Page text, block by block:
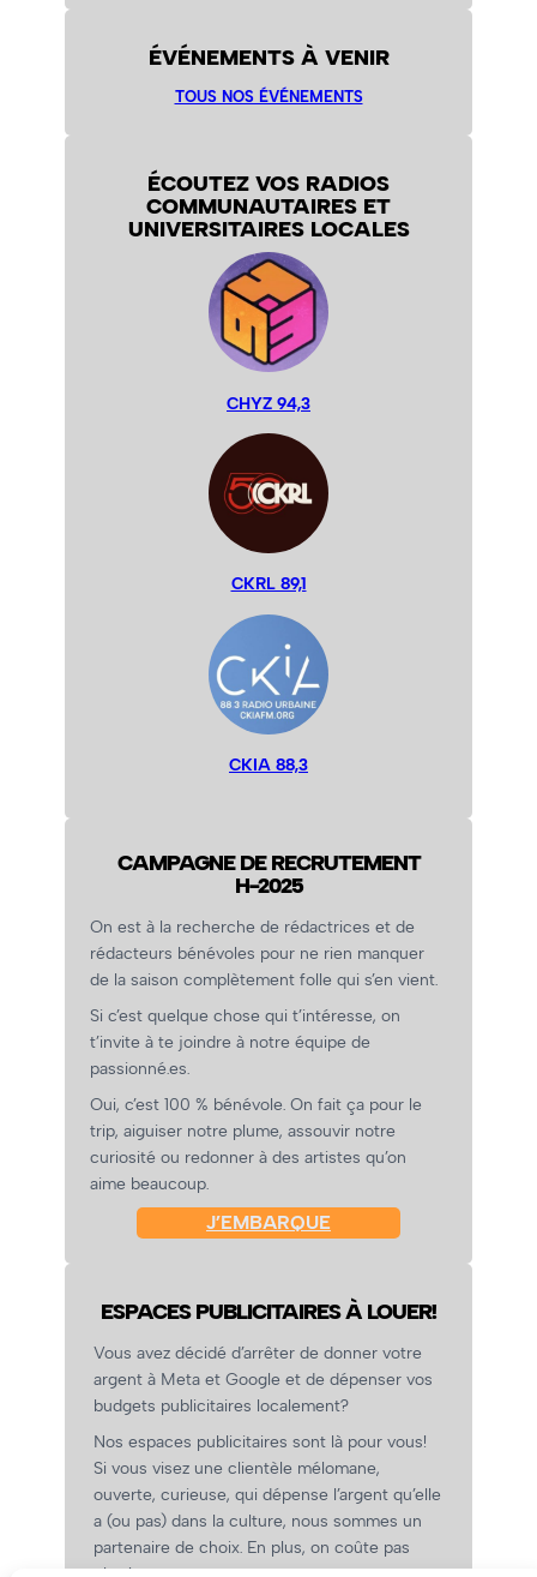
ÉVÉNEMENTS À VENIR
TOUS NOS ÉVÉNEMENTS
ÉCOUTEZ VOS RADIOS
COMMUNAUTAIRES ET
UNIVERSITAIRES LOCALES
CHYZ 94,3
CKRL 89,1
CKIA 88,3
CAMPAGNE DE RECRUTEMENT
H-2025
On est à la recherche de rédactrices et de
rédacteurs bénévoles pour ne rien manquer
de la saison complètement folle qui s’en vient.
Si c’est quelque chose qui t’intéresse, on
t’invite à te joindre à notre équipe de
passionné.es.
Oui, c’est 100 % bénévole. On fait ça pour le
trip, aiguiser notre plume, assouvir notre
curiosité ou redonner à des artistes qu’on
aime beaucoup.
J’EMBARQUE
ESPACES PUBLICITAIRES À LOUER!
Vous avez décidé d’arrêter de donner votre
argent à Meta et Google et de dépenser vos
budgets publicitaires localement?
Nos espaces publicitaires sont là pour vous!
Si vous visez une clientèle mélomane,
ouverte, curieuse, qui dépense l’argent qu’elle
a (ou pas) dans la culture, nous sommes un
partenaire de choix. En plus, on coûte pas